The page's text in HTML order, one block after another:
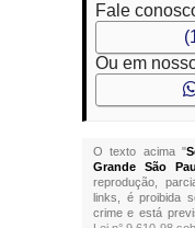
Fale
Ou em
O texto acima "
Grande São
reprodução,
links, é proibida
crime e está